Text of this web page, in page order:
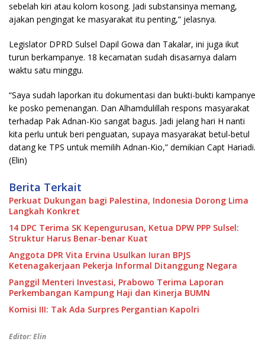
sebelah kiri atau kolom kosong. Jadi substansinya memang,
ajakan pengingat ke masyarakat itu penting,” jelasnya.
Legislator DPRD Sulsel Dapil Gowa dan Takalar, ini juga ikut
turun berkampanye. 18 kecamatan sudah disasarnya dalam
waktu satu minggu.
“Saya sudah laporkan itu dokumentasi dan bukti-bukti kampanye
ke posko pemenangan. Dan Alhamdulillah respons masyarakat
terhadap Pak Adnan-Kio sangat bagus. Jadi jelang hari H nanti
kita perlu untuk beri penguatan, supaya masyarakat betul-betul
datang ke TPS untuk memilih Adnan-Kio,” demikian Capt Hariadi.
(Elin)
Berita Terkait
Perkuat Dukungan bagi Palestina, Indonesia Dorong Lima
Langkah Konkret
14 DPC Terima SK Kepengurusan, Ketua DPW PPP Sulsel:
Struktur Harus Benar-benar Kuat
Anggota DPR Vita Ervina Usulkan Iuran BPJS
Ketenagakerjaan Pekerja Informal Ditanggung Negara
Panggil Menteri Investasi, Prabowo Terima Laporan
Perkembangan Kampung Haji dan Kinerja BUMN
Komisi III: Tak Ada Surpres Pergantian Kapolri
Editor: Elin